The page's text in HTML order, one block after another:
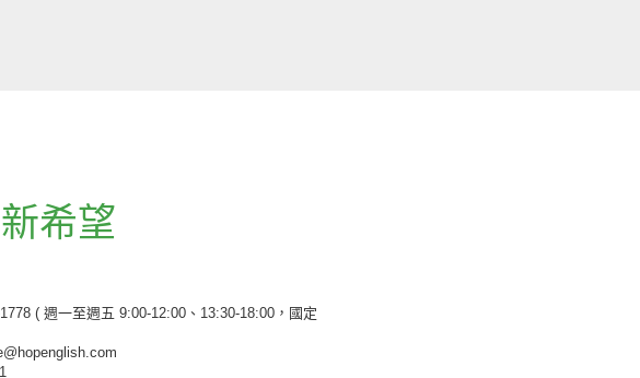
希望
( 週一至週五 9:00-12:00、13:30-18:00，國定